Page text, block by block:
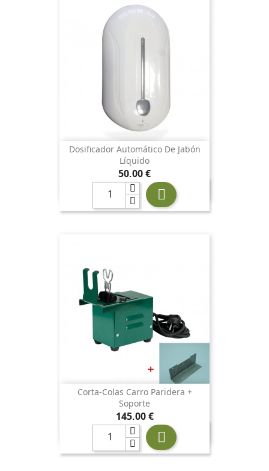
Dosificador Automático De Jabón
Líquido
Precio
50,00 €

Corta-Colas Carro Paridera +
Soporte
Precio
145,00 €
